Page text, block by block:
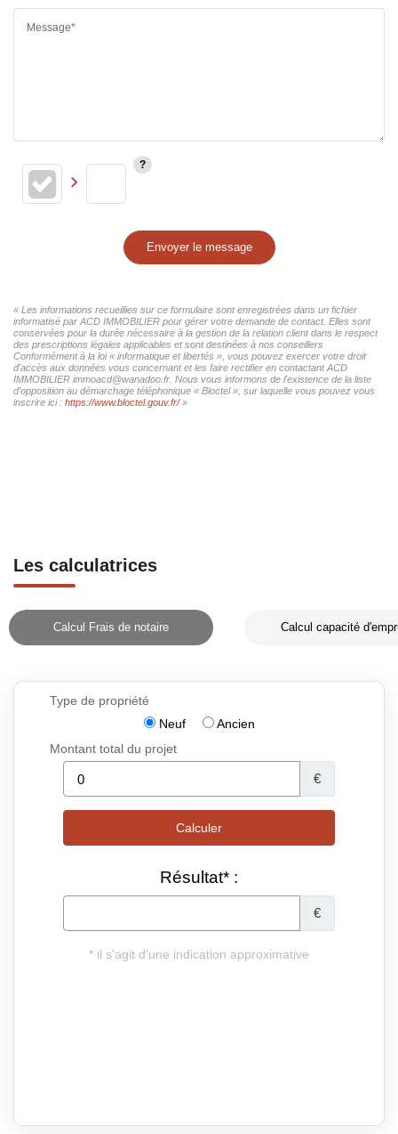
Message*
Envoyer le message
« Les informations recueillies sur ce formulaire sont enregistrées dans un fichier
informatisé par ACD IMMOBILIER pour gérer votre demande de contact. Elles sont
conservées pour la durée nécessaire à la gestion de la relation client dans le respect
des prescriptions légales applicables et sont destinées à nos conseillers
Conformément à la loi « informatique et libertés », vous pouvez exercer votre droit
d'accès aux données vous concernant et les faire rectifier en contactant ACD
IMMOBILIER immoacd@wanadoo.fr. Nous vous informons de l'existence de la liste
d'opposition au démarchage téléphonique « Bloctel », sur laquelle vous pouvez vous
inscrire ici : https://www.bloctel.gouv.fr/»
Les calculatrices
Calcul Frais de notaire Calcul capacité